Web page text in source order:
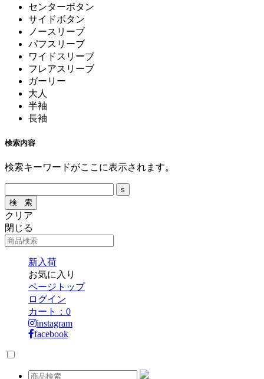
センターボタン
サイドボタン
ノースリーブ
パフスリーブ
ワイドスリーブ
フレアスリーブ
ガーリー
大人
半袖
長袖
検索内容
検索キーワードがここに表示されます。
クリア
閉じる
新入荷
お気に入り
ページトップ
ログイン
カート： 0
instagram
facebook